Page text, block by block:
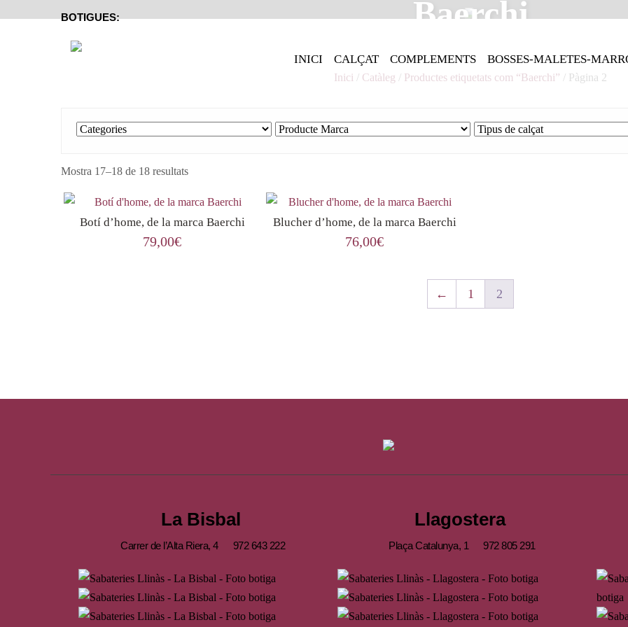
BOTIGUES:
INICI CALÇAT COMPLEMENTS BOSSES-MALETES-
Baerchi
Inici / Catàleg / Productes etiquetats com “Baerchi” / Pàgina 2
Mostra 17–18 de 18 resultats
Botí d’home, de la marca Baerchi
79,00€
Blucher d’home, de la marca Baerchi
76,00€
← 1 2
La Bisbal
Carrer de l’Alta Riera, 4 972 643 222
Llagostera
Plaça Catalunya, 1 972 805 291